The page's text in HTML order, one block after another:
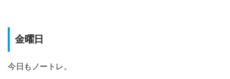
金曜日
今日もノートレ。